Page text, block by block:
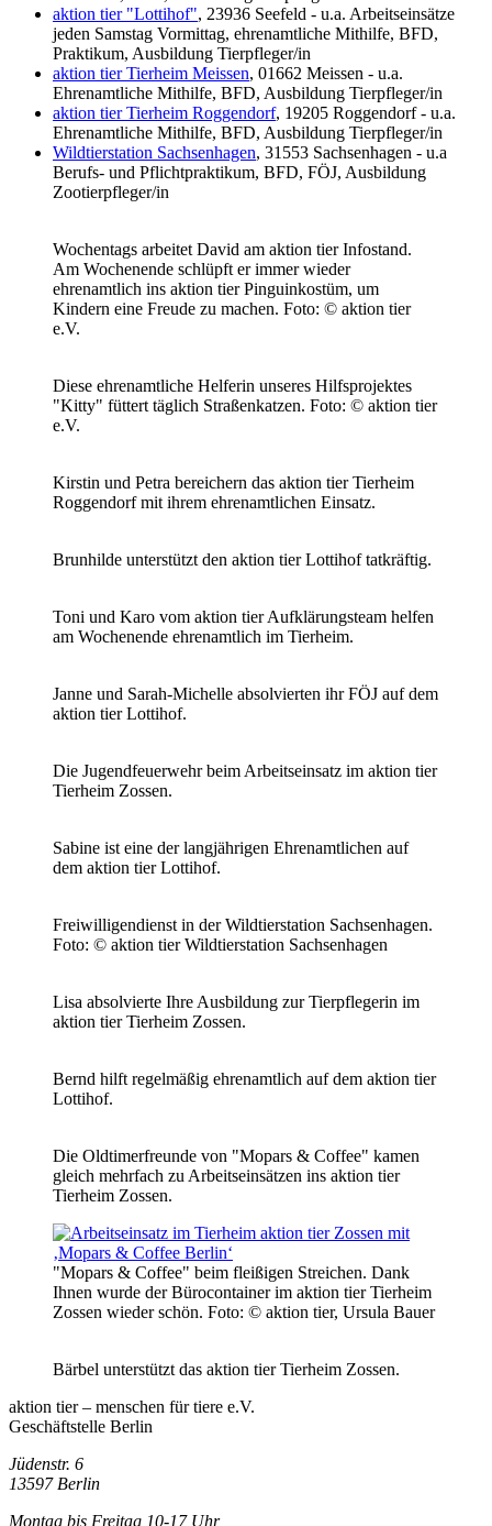
aktion tier "Lottihof", 23936 Seefeld - u.a. Arbeitseinsätze
jeden Samstag Vormittag, ehrenamtliche Mithilfe, BFD,
Praktikum, Ausbildung Tierpfleger/in
aktion tier Tierheim Meissen, 01662 Meissen - u.a.
Ehrenamtliche Mithilfe, BFD, Ausbildung Tierpfleger/in
aktion tier Tierheim Roggendorf, 19205 Roggendorf - u.a.
Ehrenamtliche Mithilfe, BFD, Ausbildung Tierpfleger/in
Wildtierstation Sachsenhagen, 31553 Sachsenhagen - u.a
Berufs- und Pflichtpraktikum, BFD, FÖJ, Ausbildung
Zootierpfleger/in
Wochentags arbeitet David am aktion tier Infostand.
Am Wochenende schlüpft er immer wieder
ehrenamtlich ins aktion tier Pinguinkostüm, um
Kindern eine Freude zu machen. Foto: © aktion tier
e.V.
Diese ehrenamtliche Helferin unseres Hilfsprojektes
"Kitty" füttert täglich Straßenkatzen. Foto: © aktion tier
e.V.
Kirstin und Petra bereichern das aktion tier Tierheim
Roggendorf mit ihrem ehrenamtlichen Einsatz.
Brunhilde unterstützt den aktion tier Lottihof tatkräftig.
Toni und Karo vom aktion tier Aufklärungsteam helfen
am Wochenende ehrenamtlich im Tierheim.
Janne und Sarah-Michelle absolvierten ihr FÖJ auf dem
aktion tier Lottihof.
Die Jugendfeuerwehr beim Arbeitseinsatz im aktion tier
Tierheim Zossen.
Sabine ist eine der langjährigen Ehrenamtlichen auf
dem aktion tier Lottihof.
Freiwilligendienst in der Wildtierstation Sachsenhagen.
Foto: © aktion tier Wildtierstation Sachsenhagen
Lisa absolvierte Ihre Ausbildung zur Tierpflegerin im
aktion tier Tierheim Zossen.
Bernd hilft regelmäßig ehrenamtlich auf dem aktion tier
Lottihof.
Die Oldtimerfreunde von "Mopars & Coffee" kamen
gleich mehrfach zu Arbeitseinsätzen ins aktion tier
Tierheim Zossen.
"Mopars & Coffee" beim fleißigen Streichen. Dank
Ihnen wurde der Bürocontainer im aktion tier Tierheim
Zossen wieder schön. Foto: © aktion tier, Ursula Bauer
Bärbel unterstützt das aktion tier Tierheim Zossen.
aktion tier – menschen für tiere e.V.
Geschäftstelle Berlin
Jüdenstr. 6
13597 Berlin
Montag bis Freitag 10-17 Uhr